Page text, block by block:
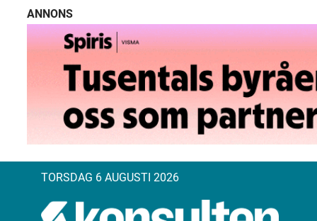
ANNONS
TORSDAG 6 AUGUSTI 2026